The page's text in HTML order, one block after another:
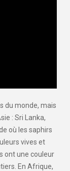
du monde, mais
: Sri Lanka,
où les saphirs
vives et
ont une couleur
En Afrique,